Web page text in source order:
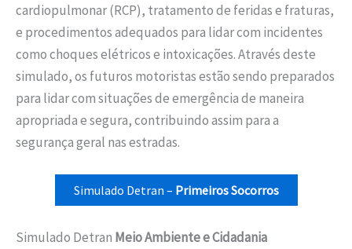
cardiopulmonar (RCP), tratamento de feridas e fraturas,
e procedimentos adequados para lidar com incidentes
como choques elétricos e intoxicações. Através deste
simulado, os futuros motoristas estão sendo preparados
para lidar com situações de emergência de maneira
apropriada e segura, contribuindo assim para a
segurança geral nas estradas.
Simulado Detran – Primeiros Socorros
Simulado Detran Meio Ambiente e Cidadania